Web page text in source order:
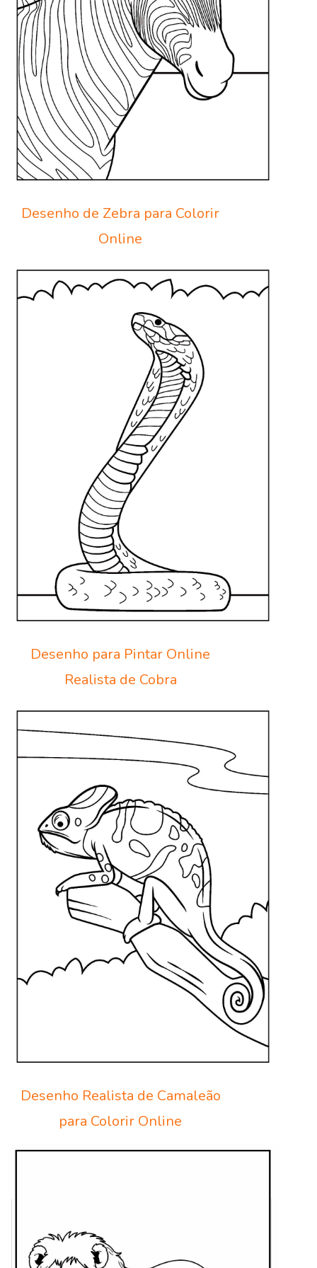
Desenho de Zebra para Colorir
Online
Desenho para Pintar Online
Realista de Cobra
Desenho Realista de Camaleão
para Colorir Online